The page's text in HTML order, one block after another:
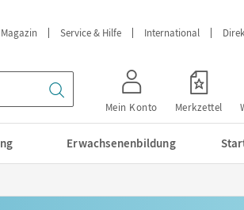
Magazin Service & Hilfe International
Mein Konto Merkzettel
Erwachsenenbildung